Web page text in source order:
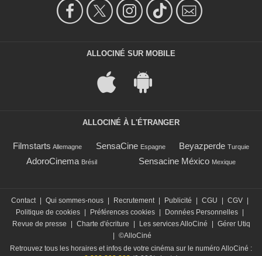
ALLOCINÉ SUR MOBILE
ALLOCINÉ À L'ÉTRANGER
Filmstarts Allemagne SensaCine Espagne Beyazperde Turquie
AdoroCinema Brésil Sensacine México Mexique
Contact Qui sommes-nous Recrutement Publicité CGU CGV
Politique de cookies
Préférences cookies Données Personnelles
Revue de presse
Charte d'écriture Les services AlloCiné
Gérer Utiq
©AlloCiné
Retrouvez tous les horaires et infos de votre cinéma sur le numéro AlloCiné :